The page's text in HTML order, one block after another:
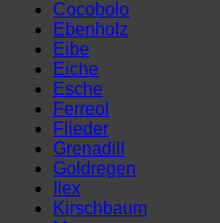
Cocobolo
Ebenholz
Eibe
Eiche
Esche
Ferreol
Flieder
Grenadill
Goldregen
Ilex
Kirschbaum